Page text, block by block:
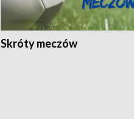
Skróty meczów